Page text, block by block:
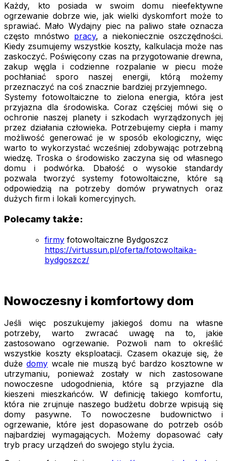
Każdy, kto posiada w swoim domu nieefektywne
ogrzewanie dobrze wie, jak wielki dyskomfort może to
sprawiać. Mało Wydajny piec na paliwo stałe oznacza
często mnóstwo pracy, a niekoniecznie oszczędności.
Kiedy zsumujemy wszystkie koszty, kalkulacja może nas
zaskoczyć. Poświęcony czas na przygotowanie drewna,
zakup węgla i codzienne rozpalanie w piecu może
pochłaniać sporo naszej energii, którą możemy
przeznaczyć na coś znacznie bardziej przyjemnego.
Systemy fotowoltaiczne to zielona energia, która jest
przyjazna dla środowiska. Coraz częściej mówi się o
ochronie naszej planety i szkodach wyrządzonych jej
przez działania człowieka. Potrzebujemy ciepła i mamy
możliwość generować je w sposób ekologiczny, więc
warto to wykorzystać wcześniej zdobywając potrzebną
wiedzę. Troska o środowisko zaczyna się od własnego
domu i podwórka. Dbałość o wysokie standardy
pozwala tworzyć systemy fotowoltaiczne, które są
odpowiedzią na potrzeby domów prywatnych oraz
dużych firm i lokali komercyjnych.
Polecamy także:
firmy fotowoltaiczne Bydgoszcz
https://virtussun.pl/oferta/fotowoltaika-
bydgoszcz/
Nowoczesny i komfortowy dom
Jeśli więc poszukujemy jakiegoś domu na własne
potrzeby, warto zwracać uwagę na to, jakie
zastosowano ogrzewanie. Pozwoli nam to określić
wszystkie koszty eksploatacji. Czasem okazuje się, że
dużedomy wcale nie muszą być bardzo kosztowne w
utrzymaniu, ponieważ zostały w nich zastosowane
nowoczesne udogodnienia, które są przyjazne dla
kieszeni mieszkańców. W definicję takiego komfortu,
która nie zrujnuje naszego budżetu dobrze wpisują się
domy pasywne. To nowoczesne budownictwo i
ogrzewanie, które jest dopasowane do potrzeb osób
najbardziej wymagających. Możemy dopasować cały
tryb pracy urządzeń do swojego stylu życia.